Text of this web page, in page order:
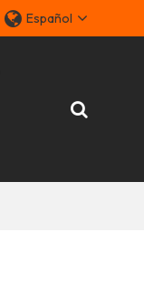
Español